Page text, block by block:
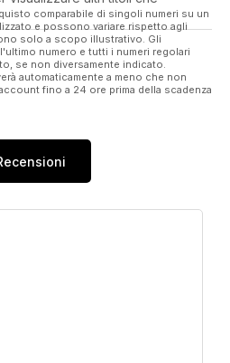
comparabile di singoli numeri su un
e possono variare rispetto agli
solo a scopo illustrativo. Gli
numero e tutti i numeri regolari
se non diversamente indicato.
automaticamente a meno che non
fino a 24 ore prima della scadenza